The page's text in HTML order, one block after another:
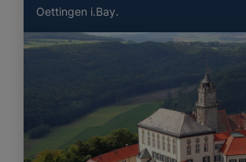
Oettingen i.Bay.